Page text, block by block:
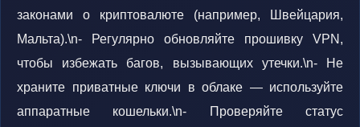
законами о криптовалюте (например, Швейцария,
Мальта).\n- Регулярно обновляйте прошивку VPN,
чтобы избежать багов, вызывающих утечки.\n- Не
храните приватные ключи в облаке — используйте
аппаратные кошельки.\n- Проверяйте статус